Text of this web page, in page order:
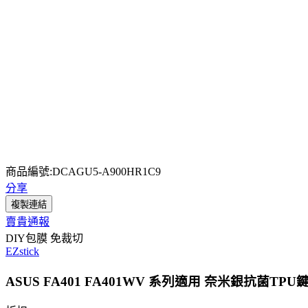
商品編號:DCAGU5-A900HR1C9
分享
複製連結
賣貴通報
DIY包膜 免裁切
EZstick
ASUS FA401 FA401WV 系列適用 奈米銀抗菌TPU